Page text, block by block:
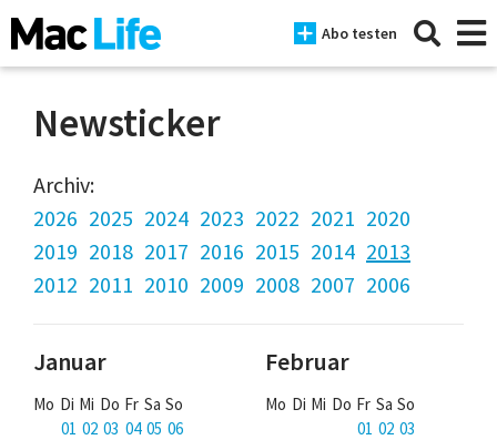
Abo testen
News
iPhone
Mac
Tests
Tipps
Newsticker
Archiv:
2026 2025 2024 2023 2022 2021 2020
2019 2018 2017 2016 2015 2014 2013
2012 2011 2010 2009 2008 2007 2006
Januar
Mo Di Mi Do Fr Sa So
01 02 03 04 05 06
Februar
Mo Di Mi Do Fr Sa So
01 02 03